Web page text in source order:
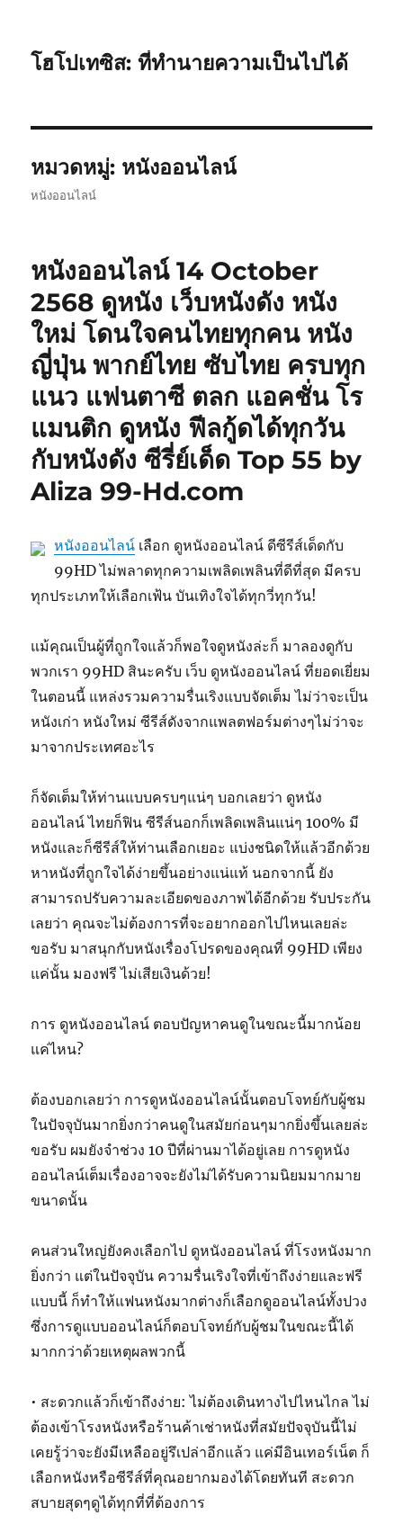
โฮโปเทซิส: ที่ทำนายความเป็นไปได้
หมวดหมู่: หนังออนไลน์
หนังออนไลน์
หนังออนไลน์ 14 October
2568 ดูหนัง เว็บหนังดัง หนัง
ใหม่ โดนใจคนไทยทุกคน หนัง
ญี่ปุ่น พากย์ไทย ซับไทย ครบทุก
แนว แฟนตาซี ตลก แอคชั่น โร
แมนติก ดูหนัง ฟีลกู้ดได้ทุกวัน
กับหนังดัง ซีรี่ย์เด็ด Top 55 by
Aliza 99-Hd.com
หนังออนไลน์ เลือก ดูหนังออนไลน์ ดีซีรีส์เด็ดกับ
99HD ไม่พลาดทุกความเพลิดเพลินที่ดีที่สุด มีครบ
ทุกประเภทให้เลือกเฟ้น บันเทิงใจได้ทุกวี่ทุกวัน!
แม้คุณเป็นผู้ที่ถูกใจแล้วก็พอใจดูหนังล่ะก็ มาลองดูกับ
พวกเรา 99HD สินะครับ เว็บ ดูหนังออนไลน์ ที่ยอดเยี่ยม
ในตอนนี้ แหล่งรวมความรื่นเริงแบบจัดเต็ม ไม่ว่าจะเป็น
หนังเก่า หนังใหม่ ซีรีส์ดังจากแพลตฟอร์มต่างๆไม่ว่าจะ
มาจากประเทศอะไร
ก็จัดเต็มให้ท่านแบบครบๆแน่ๆ บอกเลยว่า ดูหนัง
ออนไลน์ ไทยก็ฟิน ซีรีส์นอกก็เพลิดเพลินแน่ๆ 100% มี
หนังและก็ซีรีส์ให้ท่านเลือกเยอะ แบ่งชนิดให้แล้วอีกด้วย
หาหนังที่ถูกใจได้ง่ายขึ้นอย่างแน่แท้ นอกจากนี้ ยัง
สามารถปรับความละเอียดของภาพได้อีกด้วย รับประกัน
เลยว่า คุณจะไม่ต้องการที่จะอยากออกไปไหนเลยล่ะ
ขอรับ มาสนุกกับหนังเรื่องโปรดของคุณที่ 99HD เพียง
แค่นั้น มองฟรี ไม่เสียเงินด้วย!
การ ดูหนังออนไลน์ ตอบปัญหาคนดูในขณะนี้มากน้อย
แค่ไหน?
ต้องบอกเลยว่า การดูหนังออนไลน์นั้นตอบโจทย์กับผู้ชม
ในปัจจุบันมากยิ่งกว่าคนดูในสมัยก่อนๆมากยิ่งขึ้นเลยล่ะ
ขอรับ ผมยังจำช่วง 10 ปีที่ผ่านมาได้อยู่เลย การดูหนัง
ออนไลน์เต็มเรื่องอาจจะยังไม่ได้รับความนิยมมากมาย
ขนาดนั้น
คนส่วนใหญ่ยังคงเลือกไป ดูหนังออนไลน์ ที่โรงหนังมาก
ยิ่งกว่า แต่ในปัจจุบัน ความรื่นเริงใจที่เข้าถึงง่ายและฟรี
แบบนี้ ก็ทำให้แฟนหนังมากต่างก็เลือกดูออนไลน์ทั้งปวง
ซึ่งการดูแบบออนไลน์ก็ตอบโจทย์กับผู้ชมในขณะนี้ได้
มากกว่าด้วยเหตุผลพวกนี้
• สะดวกแล้วก็เข้าถึงง่าย: ไม่ต้องเดินทางไปไหนไกล ไม่
ต้องเข้าโรงหนังหรือร้านค้าเช่าหนังที่สมัยปัจจุบันนี้ไม่
เคยรู้ว่าจะยังมีเหลืออยู่รึเปล่าอีกแล้ว แค่มีอินเทอร์เน็ต ก็
เลือกหนังหรือซีรีส์ที่คุณอยากมองได้โดยทันที สะดวก
สบายสุดๆดูได้ทุกที่ที่ต้องการ